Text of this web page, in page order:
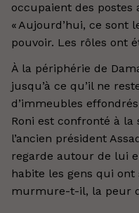
occupaient des
« Aujourd’hui, ce sont
pouvoir. Les rôles ont
À la périphérie de
jusqu’à ce qu’il ne
d’immeubles
Roni est confronté à
l’ancien président
regarde autour de lui
habite les gens qui
murmure-t-il, la peur